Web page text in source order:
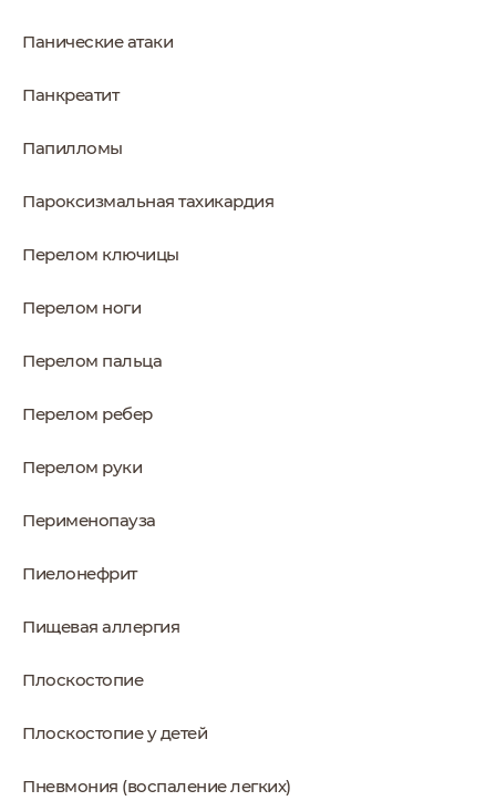
Панические атаки
Панкреатит
Папилломы
Пароксизмальная тахикардия
Перелом ключицы
Перелом ноги
Перелом пальца
Перелом ребер
Перелом руки
Перименопауза
Пиелонефрит
Пищевая аллергия
Плоскостопие
Плоскостопие у детей
Пневмония (воспаление легких)